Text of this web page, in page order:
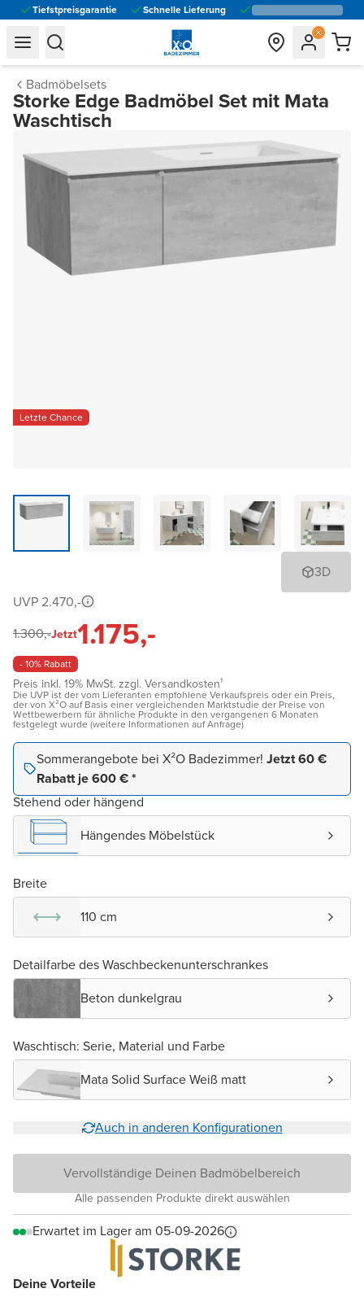
Tiefstpreisgarantie Schnelle Lieferung
general.navigation.toggle_menu.label
general.navigation.toggle_menu.label
Badmöbelsets
Storke Edge Badmöbel Set mit Mata
Waschtisch
Letzte Chance
3D
Deine Vorteile
UVP 2.470,-
1.300,-Jetzt1.175,-
- 10% Rabatt
Preis inkl. 19% MwSt. zzgl. Versandkosten¹
Die UVP ist der vom Lieferanten empfohlene Verkaufspreis oder ein Preis,
der von X²O auf Basis einer vergleichenden Marktstudie der Preise von
Wettbewerbern für ähnliche Produkte in den vergangenen 6 Monaten
festgelegt wurde (weitere Informationen auf Anfrage)
Sommerangebote bei X²O Badezimmer! Jetzt 60 €
Rabatt je 600 € *
Stehend oder hängend
Hängendes Möbelstück
Breite
110 cm
Detailfarbe des Waschbeckenunterschrankes
Beton dunkelgrau
Waschtisch: Serie, Material und Farbe
Mata Solid Surface Weiß matt
Auch in anderen Konfigurationen
Vervollständige Deinen Badmöbelbereich
Alle passenden Produkte direkt auswählen
Erwartet im Lager am 05-09-2026